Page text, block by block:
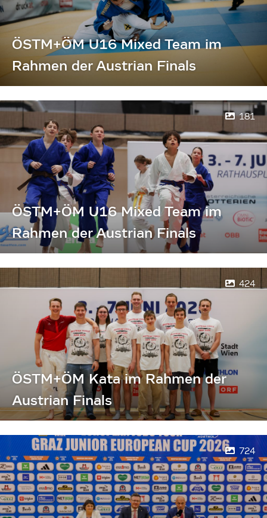
ÖSTM+ÖM U16 Mixed Team im
Rahmen der Austrian Finals
181
ÖSTM+ÖM U16 Mixed Team im
Rahmen der Austrian Finals
424
ÖSTM+ÖM Kata im Rahmen der
Austrian Finals
724